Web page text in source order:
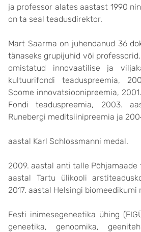
ja professor alates aastast 1990
on ta seal teadusdirektor.
Mart Saarma on juhendanud 36
tänaseks grupijuhid või
omistatud innovaatilise ja
kultuurifondi teaduspreemia,
Soome innovatsioonipreemia,
Fondi teaduspreemia, 2003.
Runebergi meditsiinipreemia ja
aastal Karl Schlossmanni medal.
2009. aastal anti talle Põhjamaade
aastal Tartu ülikooli
2017. aastal Helsingi biomeedikumi
Eesti inimesegeneetika ühing
geneetika, genoomika,